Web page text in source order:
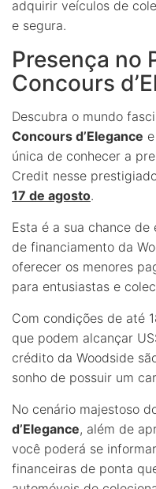
adquirir veículos de
e segura.
Presença no
Concours
Descubra o mundo
Concours d’Elegance
única de conhecer a
Credit nesse
17 de agosto.
Esta é a sua chance
de financiamento da
oferecer os menores
para entusiastas e
Com condições de até
que podem alcançar
crédito da Woodside
sonho de possuir um
No cenário majestoso
d’Elegance, além de
você poderá se
financeiras de ponta